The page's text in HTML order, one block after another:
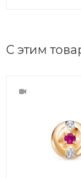
С этим